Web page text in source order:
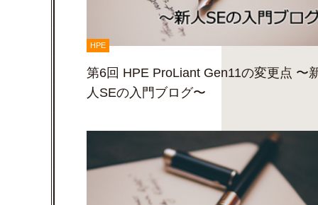
HPE
第6回 HPE ProLiant Gen11の変更点 〜
人SEの入門ブログ〜